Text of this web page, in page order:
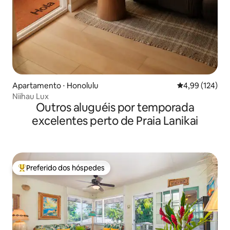
Apartamento ⋅ Honolulu 4,99 de uma
4,99 (124)
Niihau Lux
Outros aluguéis por temporada
excelentes perto de Praia Lanikai
Entre os melhores preferidos dos hóspedes
Preferido dos hóspedes